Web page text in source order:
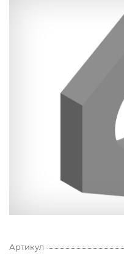
Артикул